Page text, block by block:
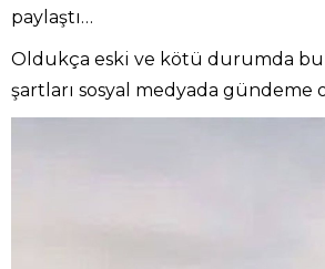
paylaştı…
Oldukça eski ve kötü durumda
şartları sosyal medyada gündeme